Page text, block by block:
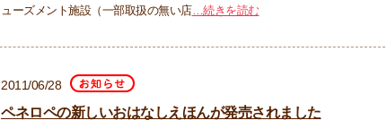
ューズメント施設（一部取扱の無い店…続きを読む
2011/06/28
ペネロペの新しいおはなしえほんが発売されました